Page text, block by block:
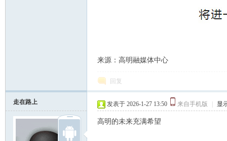
来源：高明融媒体中心
回复
走在路上 发表于 2026-1-27 13:50 来自手机版 显
高明的未来充满希望